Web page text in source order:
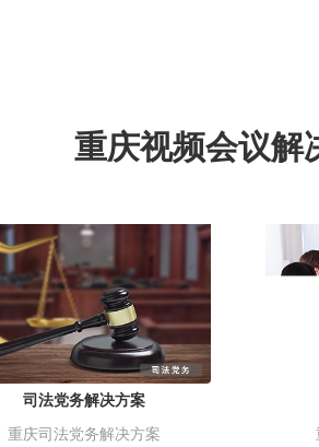
重庆视频会议解
司法党务解决方案
重庆司法党务解决方案